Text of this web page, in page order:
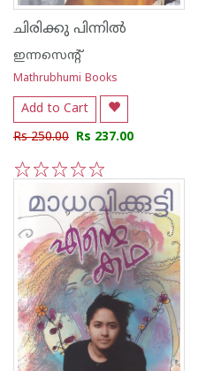
ചിരിക്കു പിന്നില്‍
ഇന്നസെന്റ്‌
Mathrubhumi Books
Add to Cart
Rs 250.00 Rs 237.00
5